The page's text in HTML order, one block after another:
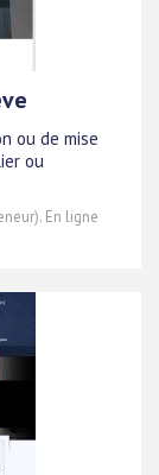
ou de mise
ou
En ligne